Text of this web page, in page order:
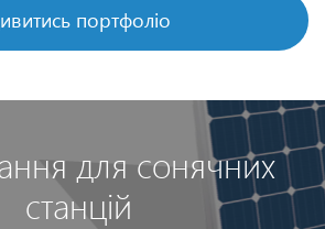
портфоліо
для сонячних
станцій